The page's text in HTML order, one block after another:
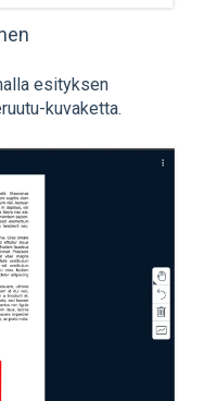
esityksen
kuvaketta.